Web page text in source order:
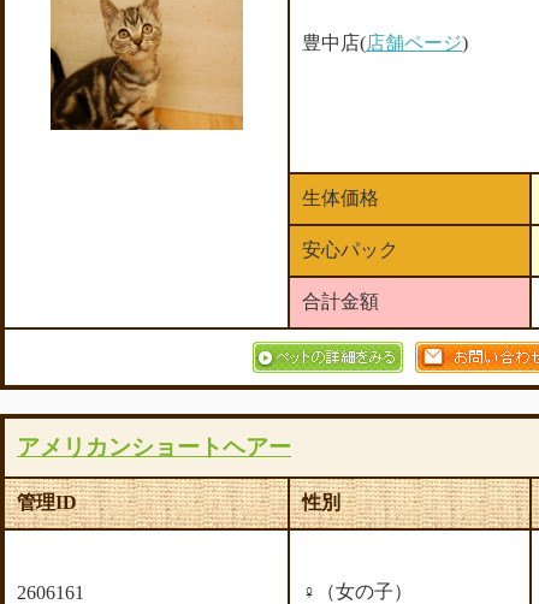
豊中店(店舗ページ)
生体価格
安心パック
合計金額
アメリカンショートヘアー
管理ID 性別
2606161 ♀（女の子）